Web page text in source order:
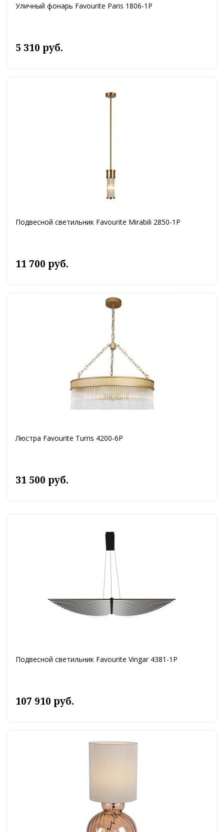
Уличный фонарь Favourite Paris 1806-1P
5 310 руб.
Подвесной светильник Favourite Mirabili 2850-1P
11 700 руб.
Люстра Favourite Turris 4200-6P
31 500 руб.
Подвесной светильник Favourite Vingar 4381-1P
107 910 руб.